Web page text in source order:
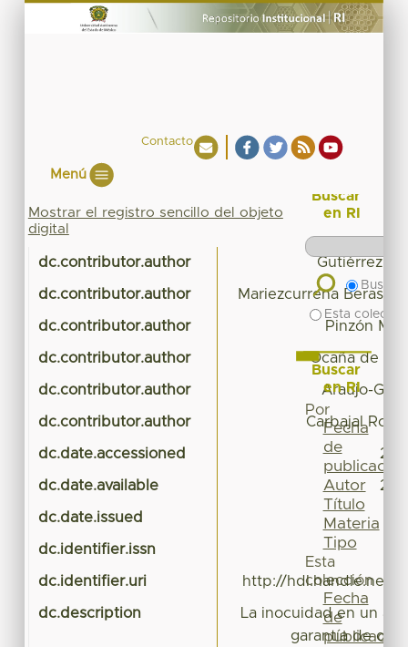
Contacto
Menú
Mostrar el registro sencillo del objeto
digital
dc.contributor.author Gutiérrez
dc.contributor.author Mariezcurrena
dc.contributor.author Pinzón
dc.contributor.author Ocaña de
dc.contributor.author Araujo-
dc.contributor.author Carbajal
dc.date.accessioned
dc.date.available
dc.date.issued
dc.identifier.issn
dc.identifier.uri http://hdl.handle.net/
dc.description
La inocuidad en un
garantía de que
Buscar
en RI
Buscar
Esta
Buscar
en RI
Por
Fecha
de
publicación
Autor
Título
Materia
Tipo
Esta
colección
Fecha
de
publicación